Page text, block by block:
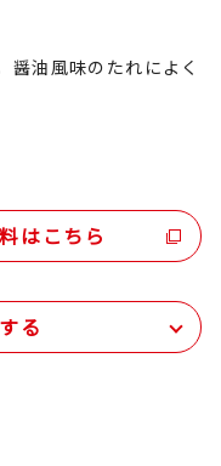
醤油風味のたれによく
はこちら
る